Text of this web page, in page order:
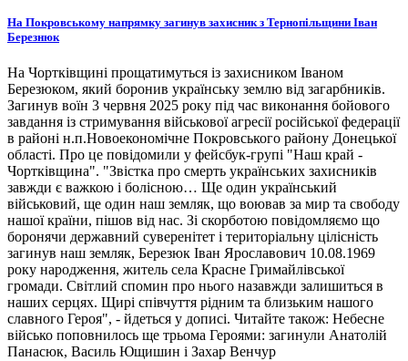
На Покровському напрямку загинув захисник з Тернопільщини Іван
Березнюк
На Чортківщині прощатимуться із захисником Іваном
Березюком, який боронив українську землю від загарбників.
Загинув воїн 3 червня 2025 року під час виконання бойового
завдання із стримування військової агресії російської федерації
в районі н.п.Новоекономічне Покровського району Донецької
області. Про це повідомили у фейсбук-групі "Наш край -
Чортківщина". "Звістка про смерть українських захисників
завжди є важкою і болісною… Ще один український
військовий, ще один наш земляк, що воював за мир та свободу
нашої країни, пішов від нас. Зі скорботою повідомляємо що
боронячи державний суверенітет і територіальну цілісність
загинув наш земляк, Березюк Іван Ярославович 10.08.1969
року народження, житель села Красне Гримайлівської
громади. Світлий спомин про нього назавжди залишиться в
наших серцях. Щирі співчуття рідним та близьким нашого
славного Героя", - йдеться у дописі. Читайте також: Небесне
військо поповнилось ще трьома Героями: загинули Анатолій
Панасюк, Василь Ющишин і Захар Венчур